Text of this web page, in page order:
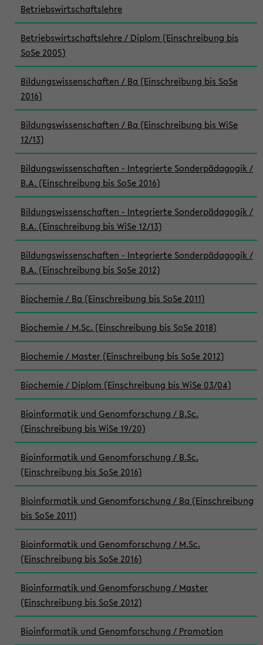
Betriebswirtschaftslehre
Betriebswirtschaftslehre / Diplom (Einschreibung bis
SoSe 2005)
Bildungswissenschaften / Ba (Einschreibung bis SoSe
2016)
Bildungswissenschaften / Ba (Einschreibung bis WiSe
12/13)
Bildungswissenschaften - Integrierte Sonderpädagogik /
B.A. (Einschreibung bis SoSe 2016)
Bildungswissenschaften - Integrierte Sonderpädagogik /
B.A. (Einschreibung bis WiSe 12/13)
Bildungswissenschaften - Integrierte Sonderpädagogik /
B.A. (Einschreibung bis SoSe 2012)
Biochemie / Ba (Einschreibung bis SoSe 2011)
Biochemie / M.Sc. (Einschreibung bis SoSe 2018)
Biochemie / Master (Einschreibung bis SoSe 2012)
Biochemie / Diplom (Einschreibung bis WiSe 03/04)
Bioinformatik und Genomforschung / B.Sc.
(Einschreibung bis WiSe 19/20)
Bioinformatik und Genomforschung / B.Sc.
(Einschreibung bis SoSe 2016)
Bioinformatik und Genomforschung / Ba (Einschreibung
bis SoSe 2011)
Bioinformatik und Genomforschung / M.Sc.
(Einschreibung bis SoSe 2016)
Bioinformatik und Genomforschung / Master
(Einschreibung bis SoSe 2012)
Bioinformatik und Genomforschung / Promotion